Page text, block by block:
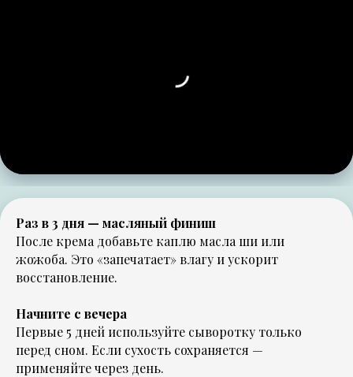
Раз в 3 дня — масляный финиш
После крема добавьте каплю масла ши или
жожоба. Это «запечатает» влагу и ускорит
восстановление.
Начните с вечера
Первые 5 дней используйте сыворотку только
перед сном. Если сухость сохраняется —
применяйте через день.